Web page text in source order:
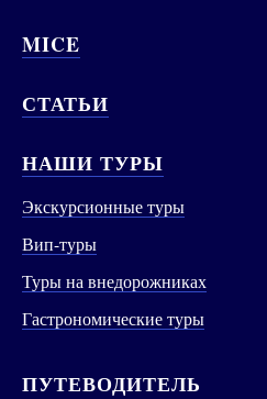
MICE
СТАТЬИ
НАШИ ТУРЫ
Экскурсионные туры
Вип-туры
Туры на внедорожниках
Гастрономические туры
ПУТЕВОДИТЕЛЬ